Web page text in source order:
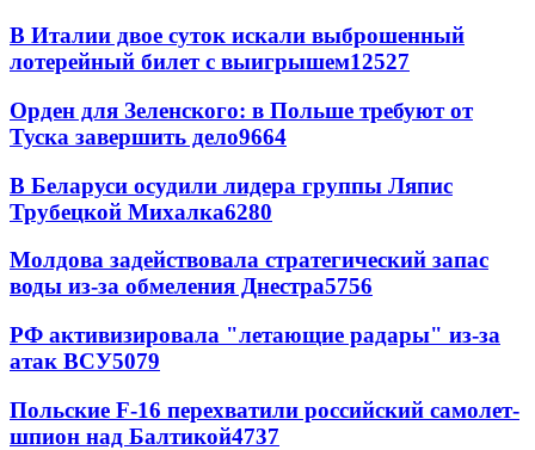
В Италии двое суток искали выброшенный
лотерейный билет с выигрышем12527
Орден для Зеленского: в Польше требуют от
Туска завершить дело9664
В Беларуси осудили лидера группы Ляпис
Трубецкой Михалка6280
Молдова задействовала стратегический запас
воды из-за обмеления Днестра5756
РФ активизировала "летающие радары" из-за
атак ВСУ5079
Польские F-16 перехватили российский самолет-
шпион над Балтикой4737